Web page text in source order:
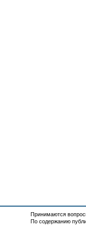
Принимаются
По содержанию